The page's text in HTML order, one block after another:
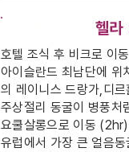
헬라
호텔 조식 후 비크로 이
아이슬란드 최남단에
의 레이니스 드랑가,디
주상절리 동굴이 병풍처
요쿨살롱으로 이동 (2hr)
유럽에서 가장 큰 얼음